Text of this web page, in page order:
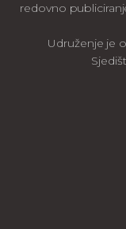
redovno
Udruženje je